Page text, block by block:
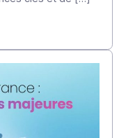
: 10
au 2e
d’accélérer
clés et de